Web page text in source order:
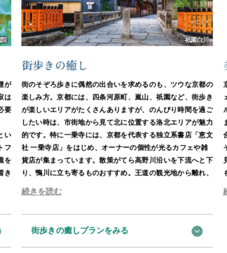
祇園白川
街歩きの癒し
街のそぞろ歩きに偶然の出合いを求めるのも、ツウな京都の
楽しみ方。京都には、四条河原町、嵐山、祇園など、街歩き
が楽しいエリアがたくさんありますが、のんびり時間を過ご
したい時は、市街地から見て北に位置する洛北エリアが魅力
的です。特に一乗寺には、京都を代表する独立系書店「恵文
社 一乗寺店」をはじめ、オーナーの個性が光るカフェや雑
貨店が集まっています。散策がてら高野川沿いを下流へと下
り、鴨川に立ち寄るものおすすめ。王道の観光地から離れ、
京都は街のサイズがコンパクトであるがゆえ、目的地へのア
えて細い路地を探検するのもおすすめ。京町家の中にカフェ
がオープンしていたり、通常非公開の寺院が特別公開されて
続きを読む
街歩きの癒しプランをみる
京
ェ
ル
ま
合
そ
見
も
く
続